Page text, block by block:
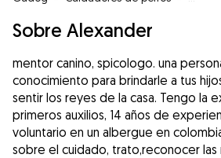
Sobre Alexander
mentor canino, spicologo. una
conocimiento para brindarle a tus
sentir los reyes de la casa. Tengo la
primeros auxilios, 14 años de
voluntario en un albergue en
sobre el cuidado, trato,reconocer